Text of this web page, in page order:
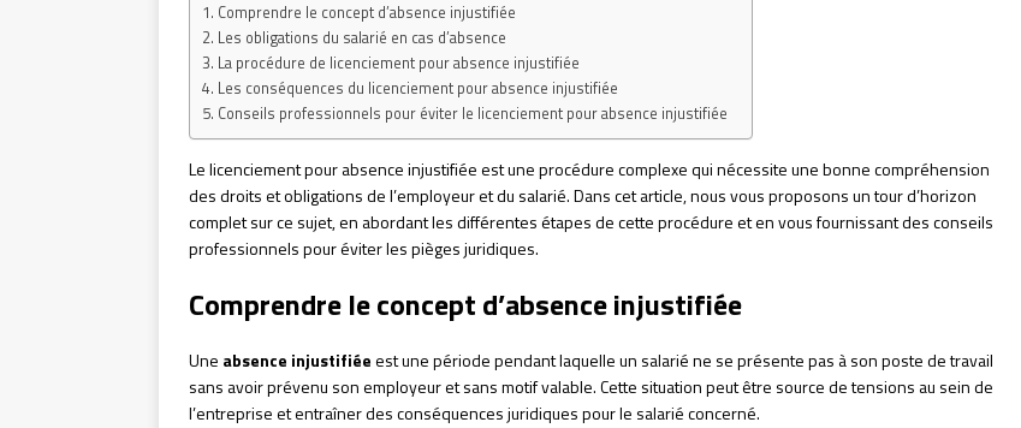
Comprendre le concept d’absence injustifiée
Les obligations du salarié en cas d’absence
La procédure de licenciement pour absence injustifiée
Les conséquences du licenciement pour absence injustifiée
Conseils professionnels pour éviter le licenciement pour absence injustifiée
Le licenciement pour absence injustifiée est une procédure complexe qui nécessite une bonne compréhension
des droits et obligations de l’employeur et du salarié. Dans cet article, nous vous proposons un tour d’horizon
complet sur ce sujet, en abordant les différentes étapes de cette procédure et en vous fournissant des conseils
professionnels pour éviter les pièges juridiques.
Comprendre le concept d’absence injustifiée
Une absence injustifiéeest une période pendant laquelle un salarié ne se présente pas à son poste de travail
sans avoir prévenu son employeur et sans motif valable. Cette situation peut être source de tensions au sein de
l’entreprise et entraîner des conséquences juridiques pour le salarié concerné.